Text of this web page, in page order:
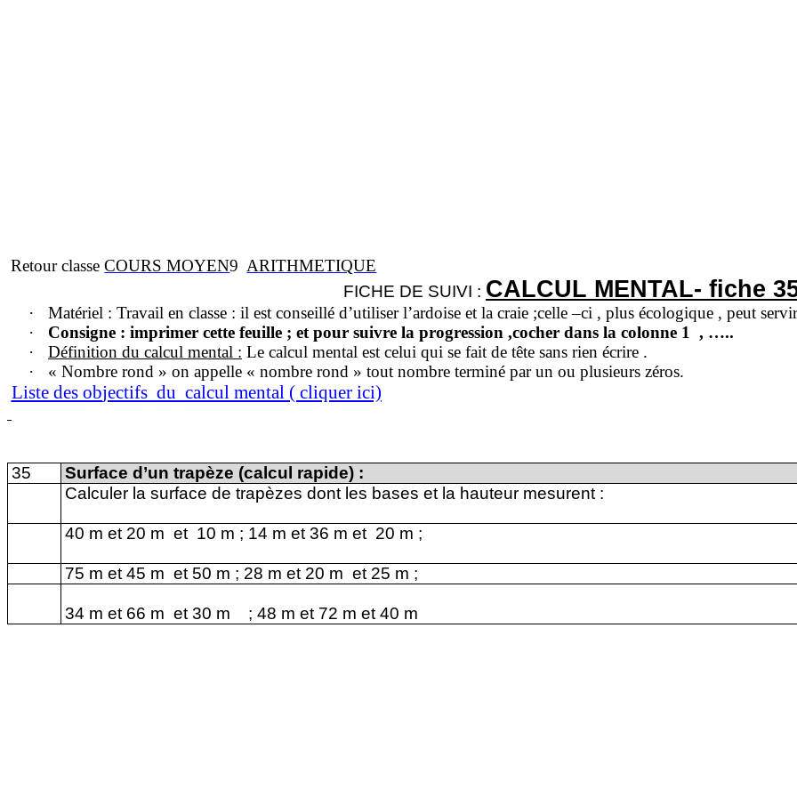
Retour classeCOURS MOYEN9 ARITHMETIQUE
FICHE DE SUIVI : CALCUL MENTAL- fiche
· Matériel : Travail en classe : il est conseillé d’utiliser l’ardoise et la craie ;celle –ci , plus écologique , peut
·
Consigne : imprimer cette feuille ; et pour suivre la progression ,cocher dans la colonne 1
, …..
·
Définition du calcul mental : Le calcul mental est celui qui se fait de tête sans rien écrire .
·
« Nombre rond » on appelle « nombre rond » tout nombre terminé par un ou plusieurs zéros.
Liste des objectifs du calcul mental ( cliquer ici)
35 Surface d’un trapèze (calcul rapide) :
Calculer la surface de trapèzes dont les bases et la hauteur mesurent :
40 m et 20 m et 10 m ; 14 m et36 m et 20 m ;
75 m et45 m et 50 m ; 28 m et 20 m et 25 m ;
34 m et 66 m et30 m ;48 m et 72 m et40 m